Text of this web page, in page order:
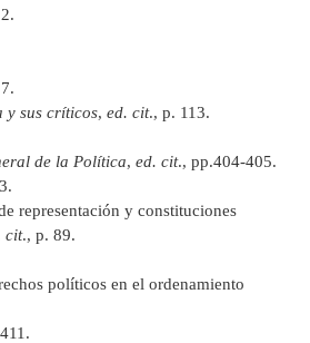
y sus críticos, ed. cit., p. 113.
de la Política, ed. cit., pp.404-405.
representación y constituciones
cit., p. 89.
políticos en el ordenamiento